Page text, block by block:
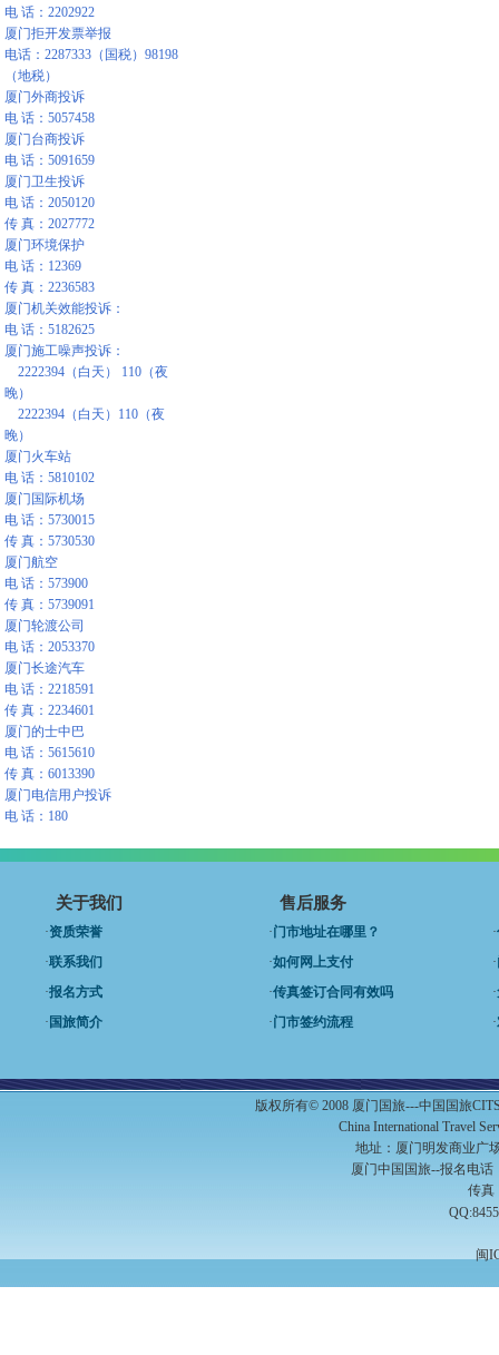
电 话：2202922
厦门拒开发票举报
电话：2287333（国税）98198
（地税）
厦门外商投诉
电 话：5057458
厦门台商投诉
电 话：5091659
厦门卫生投诉
电 话：2050120
传 真：2027772
厦门环境保护
电 话：12369
传 真：2236583
厦门机关效能投诉：
电 话：5182625
厦门施工噪声投诉：
2222394（白天） 110（夜
晚）
2222394（白天）110（夜
晚）
厦门火车站
电 话：5810102
厦门国际机场
电 话：5730015
传 真：5730530
厦门航空
电 话：573900
传 真：5739091
厦门轮渡公司
电 话：2053370
厦门长途汽车
电 话：2218591
传 真：2234601
厦门的士中巴
电 话：5615610
传 真：6013390
厦门电信用户投诉
电 话：180
关于我们
·资质荣誉
·联系我们
·报名方式
· 国旅简介
售后服务
·门市地址在哪里？
·如何网上支付
·传真签订合同有效吗
·门市签约流程
·
·
·
·
版权所有© 2008 厦门国旅---中国国旅
China International Travel
地址：厦门明发商业广
厦门中国国旅--报名电
传真
闽